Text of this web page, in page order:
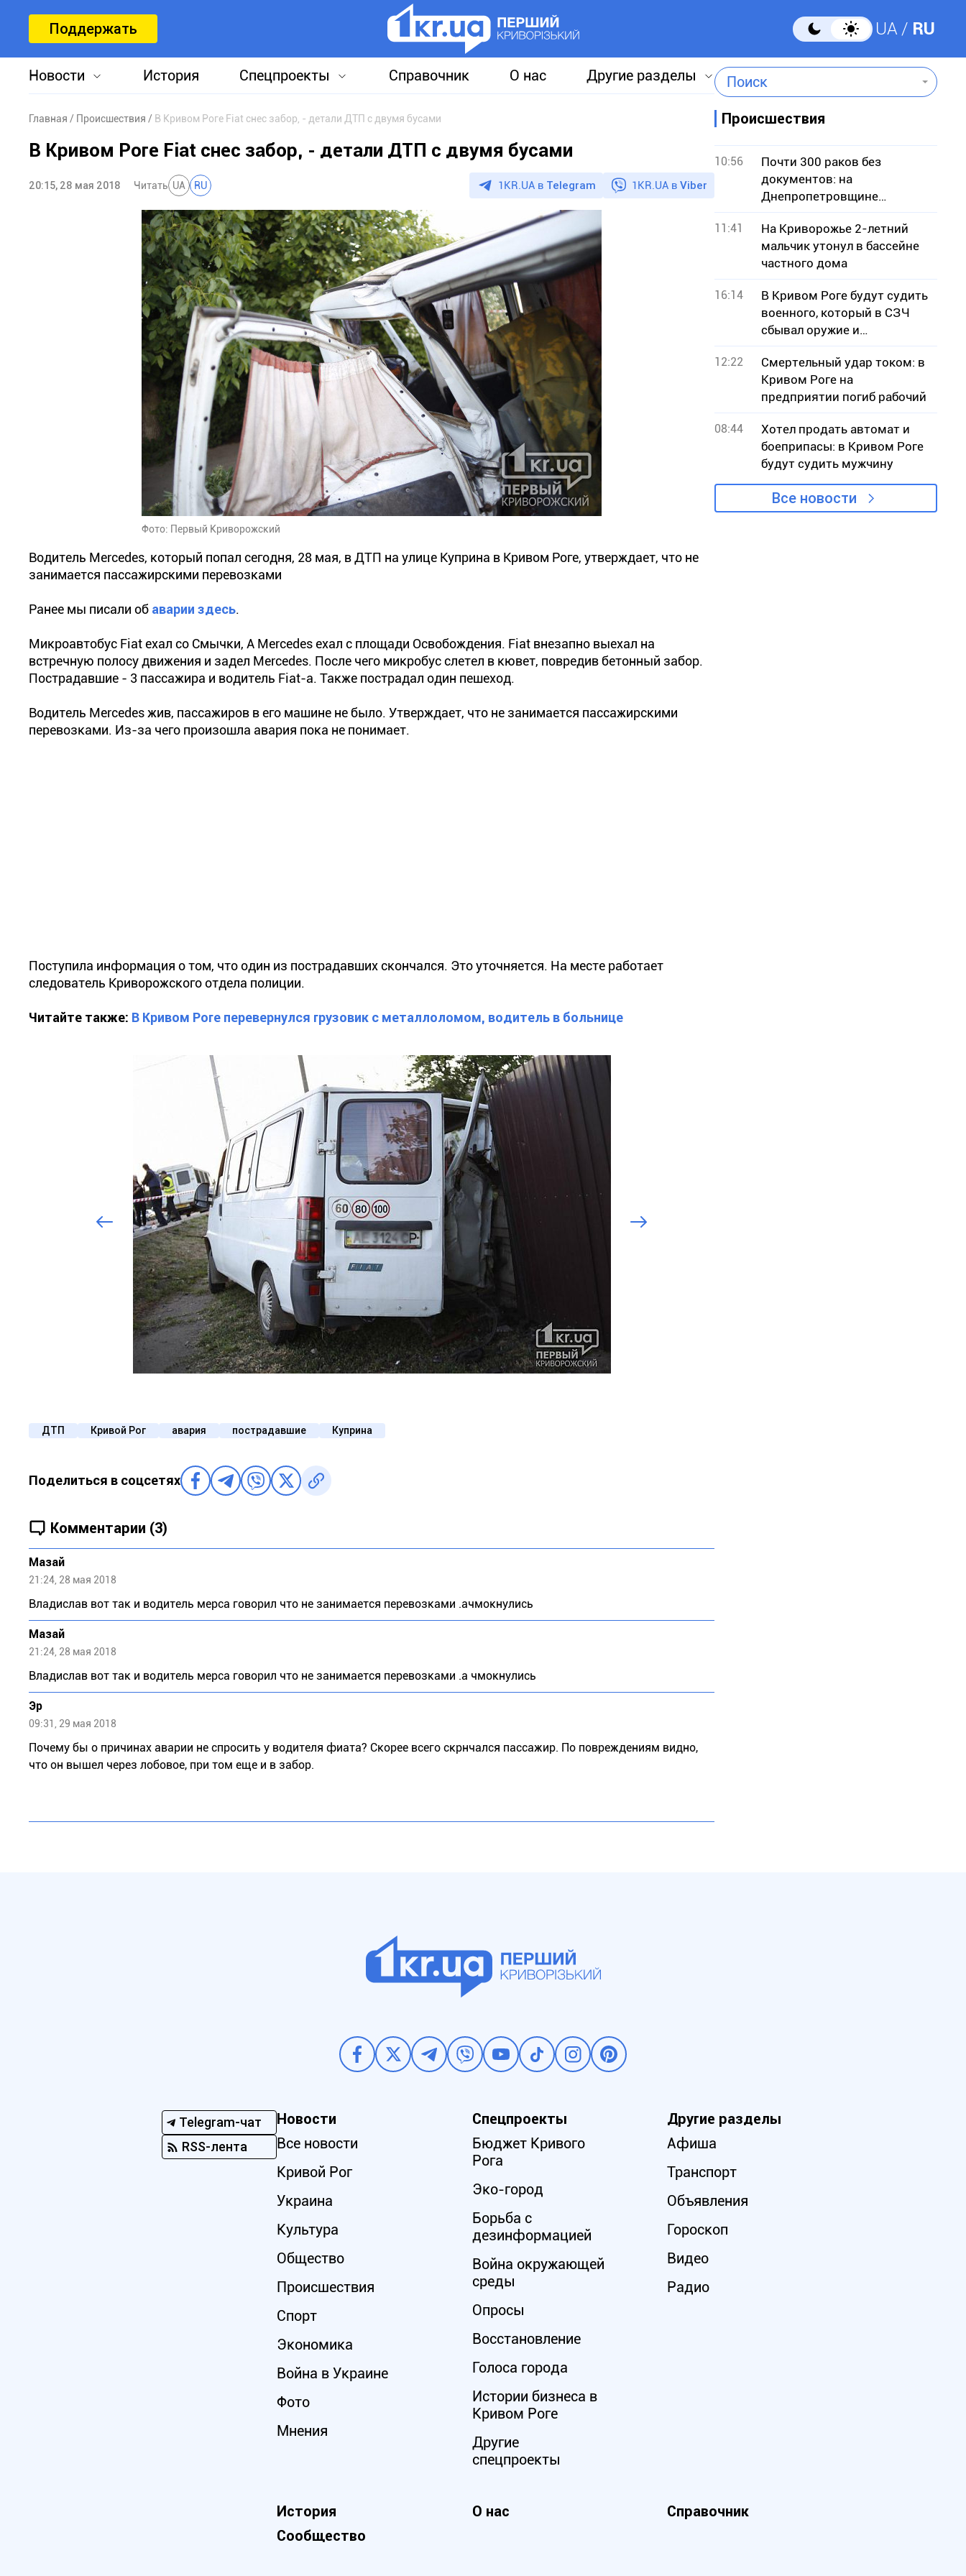
Поддержать UA RU
Новости История Спецпроекты Справочник О нас Другие разделы Поиск
Главная Происшествия В Кривом Роге Fiat снес забор, - детали ДТП с двумя бусами
В Кривом Роге Fiat снес забор, - детали ДТП с двумя бусами
20:15, 28 мая 2018 Читать UA RU 1KR.UA в Telegram 1KR.UA в Viber
Фото: Первый Криворожский
Водитель Mercedes, который попал сегодня, 28 мая, в ДТП на улице Куприна в Кривом Роге, утверждает, что не
занимается пассажирскими перевозками
Ранее мы писали об аварии здесь.
Микроавтобус Fiat ехал со Смычки, А Mercedes ехал с площади Освобождения. Fiat внезапно выехал на
встречную полосу движения и задел Mercedes. После чего микробус слетел в кювет, повредив бетонный забор.
Пострадавшие - 3 пассажира и водитель Fiat-а. Также пострадал один пешеход.
Водитель Mercedes жив, пассажиров в его машине не было. Утверждает, что не занимается пассажирскими
перевозками. Из-за чего произошла авария пока не понимает.
Поступила информация о том, что один из пострадавших скончался. Это уточняется. На месте работает
следователь Криворожского отдела полиции.
Читайте также: В Кривом Роге перевернулся грузовик с металлоломом, водитель в больнице
ДТП Кривой Рог авария пострадавшие Куприна
Поделиться в соцсетях
Комментарии (3)
Мазай
21:24, 28 мая 2018
Bладислав вот так и водитель мерса говорил что не занимается перевозками .ачмокнулись
Мазай
21:24, 28 мая 2018
Bладислав вот так и водитель мерса говорил что не занимается перевозками .а чмокнулись
Эр
09:31, 29 мая 2018
Почему бы о причинах аварии не спросить у водителя фиата? Скорее всего скрнчался пассажир. По повреждениям видно,
что он вышел через лобовое, при том еще и в забор.
Происшествия
10:56
Почти 300 раков без
документов: на
Днепропетровщине
разоблачили незаконную
продажу
11:41
На Криворожье 2-летний
мальчик утонул в бассейне
частного дома
16:14
В Кривом Роге будут судить
военного, который в СЗЧ
сбывал оружие и
боеприпасы
12:22
Смертельный удар током: в
Кривом Роге на
предприятии погиб рабочий
08:44
Хотел продать автомат и
боеприпасы: в Кривом Роге
будут судить мужчину
Все новости
Telegram-чат
RSS-лента
Новости
Все новости
Кривой Рог
Украина
Культура
Общество
Происшествия
Спорт
Экономика
Война в Украине
Фото
Мнения
Спецпроекты
Бюджет Кривого
Рога
Эко-город
Борьба с
дезинформацией
Война окружающей
среды
Опросы
Восстановление
Голоса города
Истории бизнеса в
Кривом Роге
Другие
спецпроекты
Другие разделы
Афиша
Транспорт
Объявления
Гороскоп
Видео
Радио
История О нас
Справочник
Сообщество